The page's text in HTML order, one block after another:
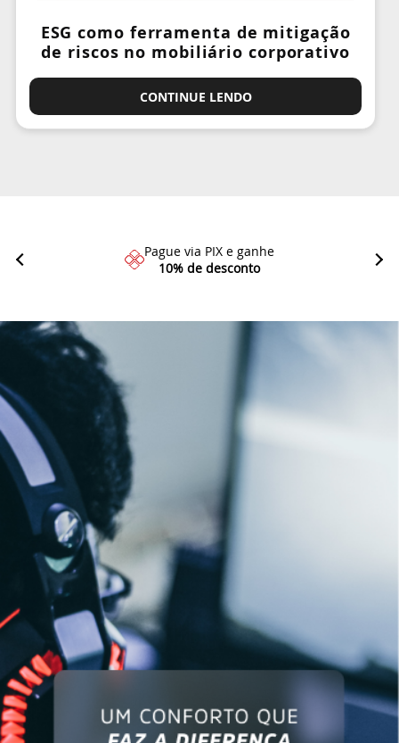
ESG como ferramenta de mitigação
de riscos no mobiliário corporativo
CONTINUE LENDO
Pague via PIX e ganhe
10% de desconto